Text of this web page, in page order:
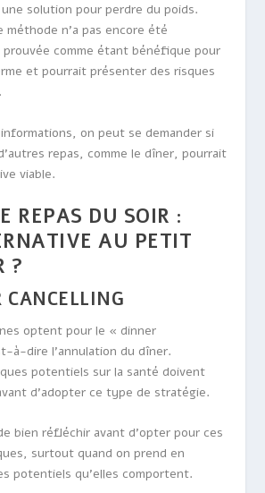
solution pour perdre du poids.
n’a pas encore été
comme étant bénéfique pour
et pourrait présenter des risques
on peut se demander si
repas, comme le dîner, pourrait
viable.
REPAS DU SOIR :
AU PETIT
?
CANCELLING
optent pour le « dinner
à-dire l’annulation du dîner.
potentiels sur la santé doivent
d’adopter ce type de stratégie.
bien réfléchir avant d’opter pour ces
surtout quand on prend en
potentiels qu’elles comportent.